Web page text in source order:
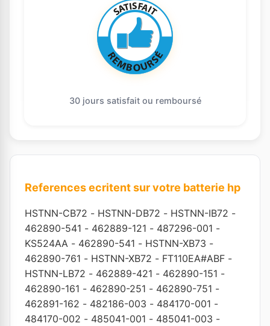
30 jours satisfait ou remboursé
References ecritent sur votre batterie hp
HSTNN-CB72 - HSTNN-DB72 - HSTNN-IB72 -
462890-541 - 462889-121 - 487296-001 -
KS524AA - 462890-541 - HSTNN-XB73 -
462890-761 - HSTNN-XB72 - FT110EA#ABF -
HSTNN-LB72 - 462889-421 - 462890-151 -
462890-161 - 462890-251 - 462890-751 -
462891-162 - 482186-003 - 484170-001 -
484170-002 - 485041-001 - 485041-003 -